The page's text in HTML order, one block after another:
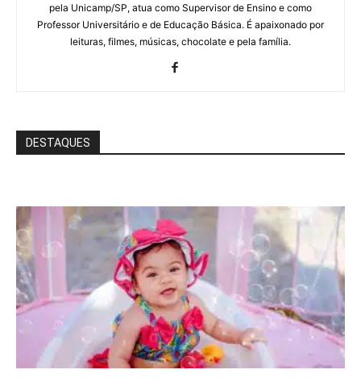
pela Unicamp/SP, atua como Supervisor de Ensino e como
Professor Universitário e de Educação Básica. É apaixonado por
leituras, filmes, músicas, chocolate e pela família.
DESTAQUES